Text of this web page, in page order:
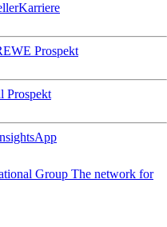
Karriere
Prospekt
Prospekt
App
Group The network for